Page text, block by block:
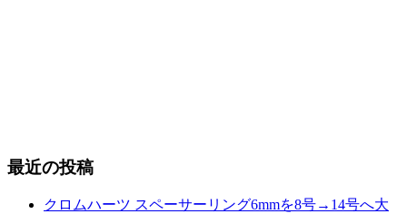
最近の投稿
クロムハーツ スペーサーリング6mmを8号→14号へ大